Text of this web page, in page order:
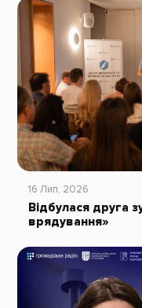
16 Лип, 2026
Відбулася друга
врядування»